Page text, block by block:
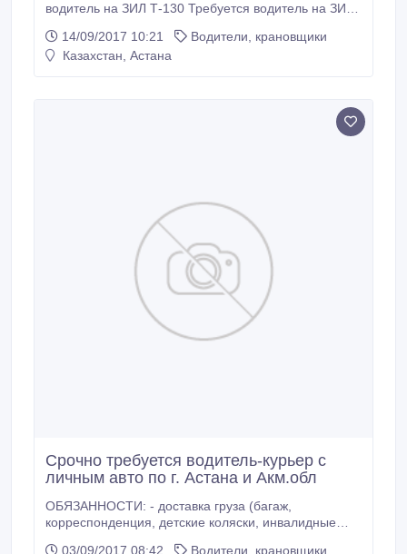
водитель на ЗИЛ Т-130 Требуется водитель на ЗИЛ
14/09/2017 10:21
Водители, крановщики
Казахстан, Астана
Срочно требуется водитель-курьер с
личным авто по г. Астана и Акм.обл
ОБЯЗАННОСТИ: - доставка груза (багаж,
корреспонденция, детские коляски, инвалидные
03/09/2017 08:42
Водители, крановщики